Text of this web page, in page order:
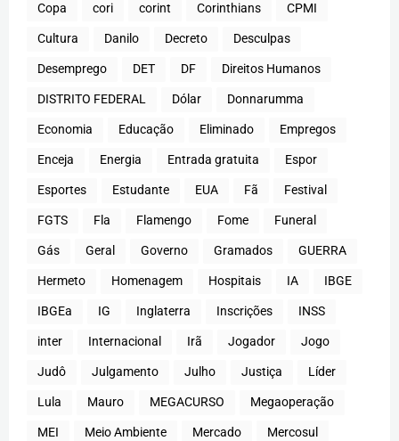
Copa cori corint Corinthians CPMI
Cultura Danilo Decreto Desculpas
Desemprego DET DF Direitos Humanos
DISTRITO FEDERAL Dólar Donnarumma
Economia Educação Eliminado Empregos
Enceja Energia Entrada gratuita Espor
Esportes Estudante EUA Fã Festival
FGTS Fla Flamengo Fome Funeral
Gás Geral Governo Gramados GUERRA
Hermeto Homenagem Hospitais IA IBGE
IBGEa IG Inglaterra Inscrições INSS
inter Internacional Irã Jogador Jogo
Judô Julgamento Julho Justiça Líder
Lula Mauro MEGACURSO Megaoperação
MEI Meio Ambiente Mercado Mercosul